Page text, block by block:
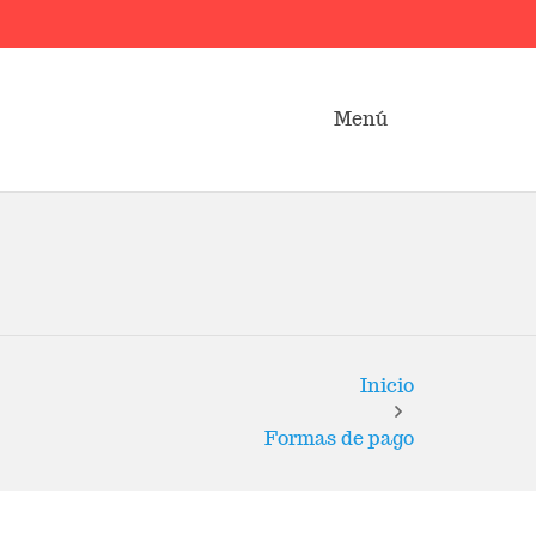
Menú
Inicio
Formas de pago